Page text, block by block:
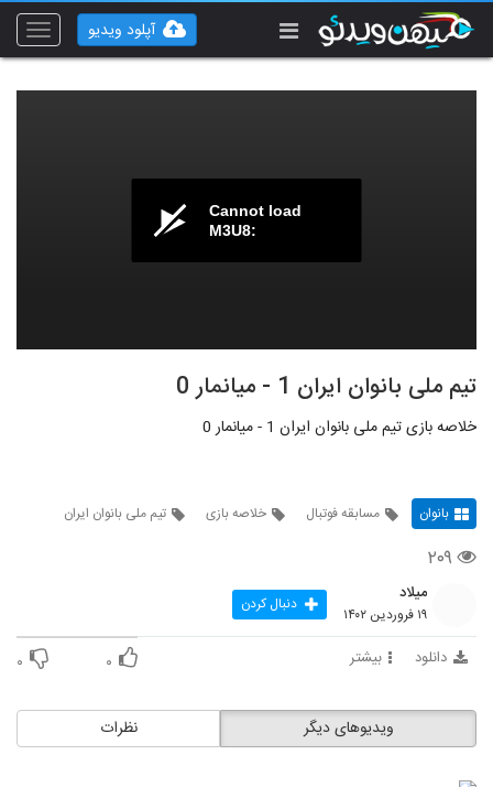
Toggle
آپلود ویدیو
Cannot load
M3U8:
تیم ملی بانوان ایران 1 - میانمار 0
خلاصه بازی تیم ملی بانوان ایران 1 - میانمار 0
بانوان مسابقه فوتبال خلاصه بازی تیم ملی بانوان ایران
۲۰۹
میلاد
۱۹ فروردین ۱۴۰۲ دنبال کردن
دانلود بیشتر ۰ ۰
نظرات ویدیوهای دیگر